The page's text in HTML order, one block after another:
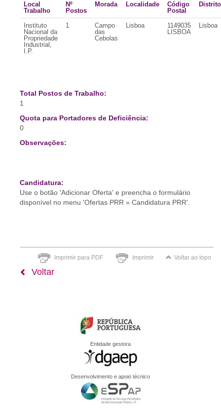
Local
Trabalho
Nº
Postos
Morada Localidade
Código
Postal
Distrito
Instituto
Nacional da
Propriedade
Industrial,
I.P.
1
Campo
das
Cebolas
Lisboa
1149035
LISBOA
Lisboa
Total Postos de Trabalho:
1
Quota para Portadores de Deficiência:
0
Observações:
Candidatura:
Use o botão 'Adicionar Oferta' e preencha o formulário
disponível no menu 'Ofertas PRR » Candidatura PRR'.
Imprimir para PDF Imprimir Voltar ao topo
Voltar
Entidade gestora
Desenvolvimento e apoio técnico